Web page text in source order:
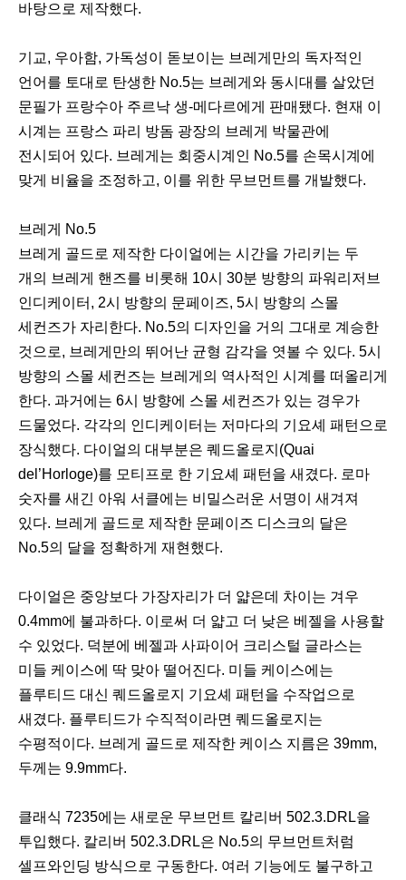
바탕으로 제작했다.
기교, 우아함, 가독성이 돋보이는 브레게만의 독자적인
언어를 토대로 탄생한 No.5는 브레게와 동시대를 살았던
문필가 프랑수아 주르낙 생-메다르에게 판매됐다. 현재 이
시계는 프랑스 파리 방돔 광장의 브레게 박물관에
전시되어 있다. 브레게는 회중시계인 No.5를 손목시계에
맞게 비율을 조정하고, 이를 위한 무브먼트를 개발했다.
브레게 No.5
브레게 골드로 제작한 다이얼에는 시간을 가리키는 두
개의 브레게 핸즈를 비롯해 10시 30분 방향의 파워리저브
인디케이터, 2시 방향의 문페이즈, 5시 방향의 스몰
세컨즈가 자리한다. No.5의 디자인을 거의 그대로 계승한
것으로, 브레게만의 뛰어난 균형 감각을 엿볼 수 있다. 5시
방향의 스몰 세컨즈는 브레게의 역사적인 시계를 떠올리게
한다. 과거에는 6시 방향에 스몰 세컨즈가 있는 경우가
드물었다. 각각의 인디케이터는 저마다의 기요셰 패턴으로
장식했다. 다이얼의 대부분은 퀘드올로지(Quai
del’Horloge)를 모티프로 한 기요셰 패턴을 새겼다. 로마
숫자를 새긴 아워 서클에는 비밀스러운 서명이 새겨져
있다. 브레게 골드로 제작한 문페이즈 디스크의 달은
No.5의 달을 정확하게 재현했다.
다이얼은 중앙보다 가장자리가 더 얇은데 차이는 겨우
0.4mm에 불과하다. 이로써 더 얇고 더 낮은 베젤을 사용할
수 있었다. 덕분에 베젤과 사파이어 크리스털 글라스는
미들 케이스에 딱 맞아 떨어진다. 미들 케이스에는
플루티드 대신 퀘드올로지 기요셰 패턴을 수작업으로
새겼다. 플루티드가 수직적이라면 퀘드올로지는
수평적이다. 브레게 골드로 제작한 케이스 지름은 39mm,
두께는 9.9mm다.
클래식 7235에는 새로운 무브먼트 칼리버 502.3.DRL을
투입했다. 칼리버 502.3.DRL은 No.5의 무브먼트처럼
셀프와인딩 방식으로 구동한다. 여러 기능에도 불구하고